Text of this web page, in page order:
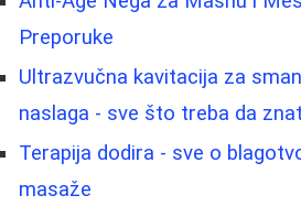
Preporuke
Ultrazvučna kavitacija za
naslaga - sve što treba da
Terapija dodira - sve o
masaže